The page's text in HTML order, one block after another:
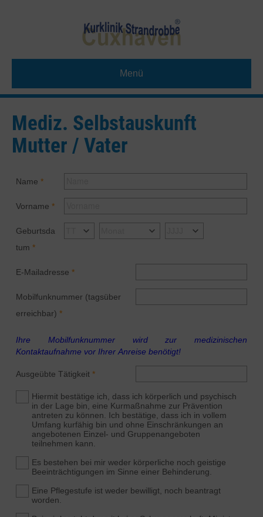
Menü
Mediz. Selbstauskunft
Mutter / Vater
Name
Vorname
Geburtsda
tum
E-Mailadresse
Mobilfunknummer (tagsüber
erreichbar)
Ihre Mobilfunknummer wird zur medizinischen
Kontaktaufnahme vor Ihrer Anreise benötigt!
Ausgeübte Tätigkeit
Hiermit bestätige ich, dass ich körperlich und psychisch
in der Lage bin, eine Kurmaßnahme zur Prävention
antreten zu können. Ich bestätige, dass ich in vollem
Umfang kurfähig bin und ohne Einschränkungen an
angebotenen Einzel- und Gruppenangeboten
teilnehmen kann.
Es bestehen bei mir weder körperliche noch geistige
Beeinträchtigungen im Sinne einer Behinderung.
Eine Pflegestufe ist weder bewilligt, noch beantragt
worden.